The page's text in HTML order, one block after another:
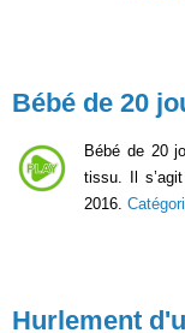
Bébé de 20
Bébé de 20
tissu. Il
2016.
Hurlement